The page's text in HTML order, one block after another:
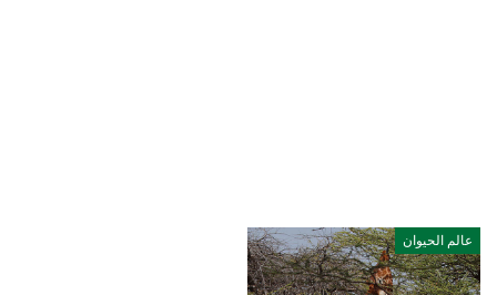
عالم الحيوان